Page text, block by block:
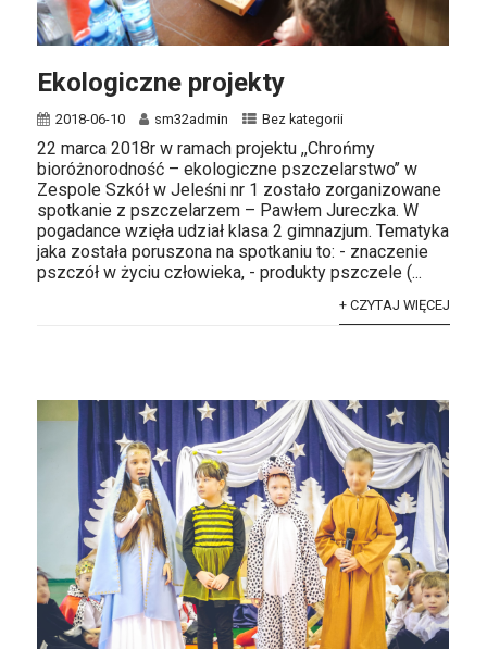
Ekologiczne projekty
2018-06-10 sm32admin Bez kategorii
22 marca 2018r w ramach projektu ,,Chrońmy
bioróżnorodność – ekologiczne pszczelarstwo’’ w
Zespole Szkół w Jeleśni nr 1 zostało zorganizowane
spotkanie z pszczelarzem – Pawłem Jureczka. W
pogadance wzięła udział klasa 2 gimnazjum. Tematyka
jaka została poruszona na spotkaniu to: - znaczenie
pszczół w życiu człowieka, - produkty pszczele (...
+ CZYTAJ WIĘCEJ